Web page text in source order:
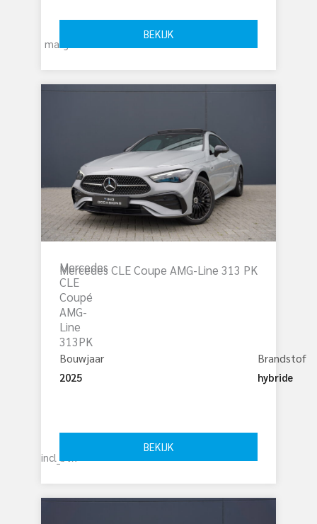
marge
€ 24.695 BEKIJK
Mercedes
CLE
Coupé
AMG-
Line
313PK
Mercedes CLE Coupe AMG-Line 313 PK
Bouwjaar
2025
Brandstof
hybride
incl_btw
BEKIJK